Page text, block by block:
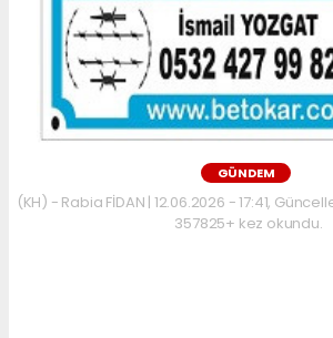
GÜNDEM
(KH) - Rabia FİDAN | 12.06.2026 - 17:41,
357825+ kez okundu.